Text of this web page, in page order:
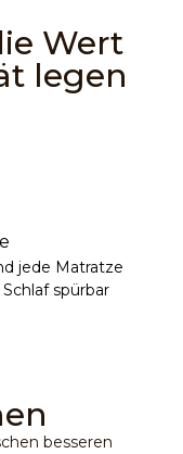
Wert
legen
jede Matratze
spürbar
besseren